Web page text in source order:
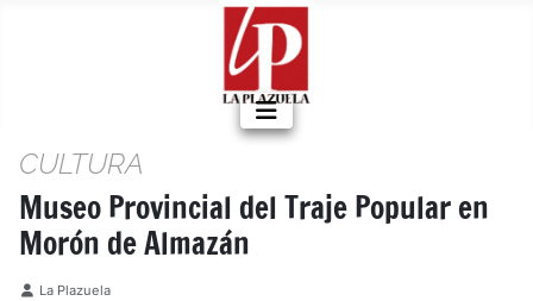
CULTURA
Museo Provincial del Traje Popular en
Morón de Almazán
Detalles
La Plazuela